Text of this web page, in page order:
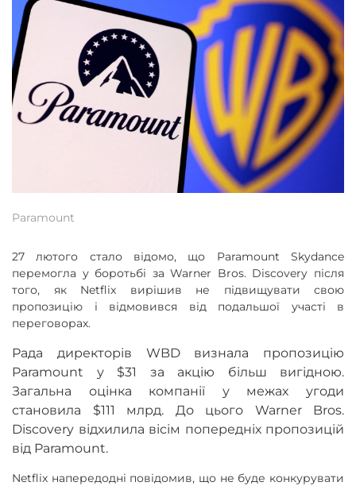
Paramount
27 лютого стало відомо, що Paramount Skydance
перемогла у боротьбі за Warner Bros. Discovery після
того, як Netflix вирішив не підвищувати свою
пропозицію і відмовився від подальшої участі в
переговорах.
Рада директорів WBD визнала пропозицію
Paramount у $31 за акцію більш вигідною.
Загальна оцінка компанії у межах угоди
становила $111 млрд. До цього Warner Bros.
Discovery відхилила вісім попередніх пропозицій
від Paramount.
Netflix напередодні повідомив, що не буде конкурувати